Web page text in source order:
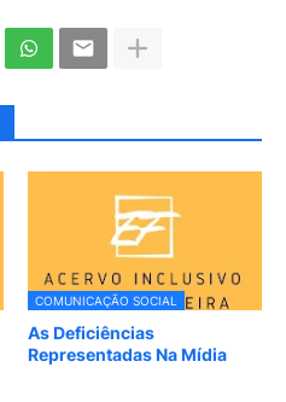
COMUNICAÇÃO SOCIAL
As Deficiências
Representadas Na Mídia